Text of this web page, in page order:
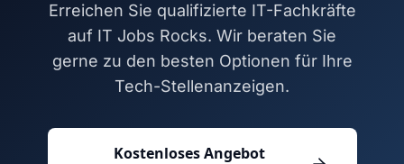
Erreichen Sie qualifizierte IT-Fachkräfte
auf IT Jobs Rocks. Wir beraten Sie
gerne zu den besten Optionen für Ihre
Tech-Stellenanzeigen.
Kostenloses Angebot